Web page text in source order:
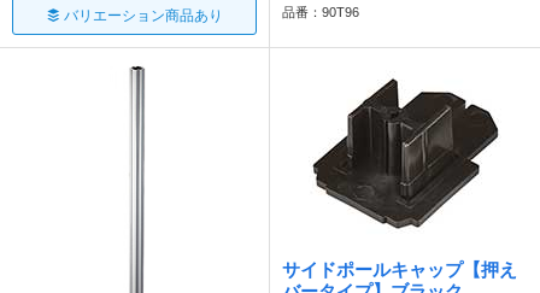
バリエーション商品あり 品番：90T96
サイドポールキャップ【押え